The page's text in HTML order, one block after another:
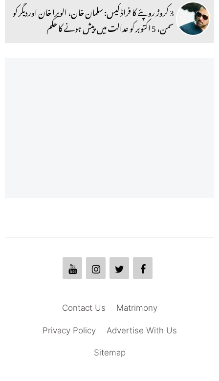
3 کروڑ روپئے کا فراڈ کیس: سلمان خان، الویرا خان اوردیگر کو
سمن، 5 اکتوبر کو عدالت میں پیش ہونے کا حکم
Matrimony
Contact Us
Advertise With Us
Privacy Policy
Sitemap